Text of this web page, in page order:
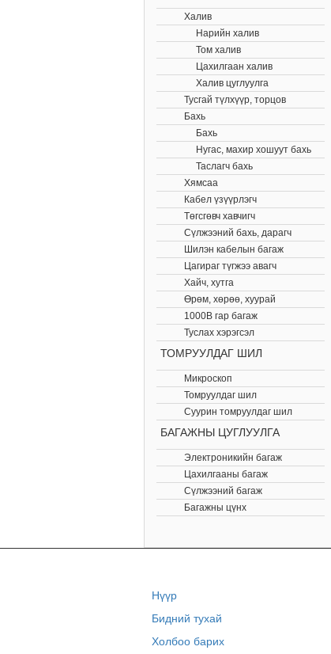
Халив
Нарийн халив
Том халив
Цахилгаан халив
Халив цуглуулга
Тусгай түлхүүр, торцов
Бахь
Бахь
Нугас, махир хошуут бахь
Таслагч бахь
Хямсаа
Кабел үзүүрлэгч
Төгсгөвч хавчигч
Сүлжээний бахь, дарагч
Шилэн кабелын багаж
Цагираг түгжээ авагч
Хайч, хутга
Өрөм, хөрөө, хуурай
1000В гар багаж
Туслах хэрэгсэл
ТОМРУУЛДАГ ШИЛ
Микроскоп
Томруулдаг шил
Суурин томруулдаг шил
БАГАЖНЫ ЦУГЛУУЛГА
Электроникийн багаж
Цахилгааны багаж
Сүлжээний багаж
Багажны цүнх
Нүүр
Бидний тухай
Холбоо барих